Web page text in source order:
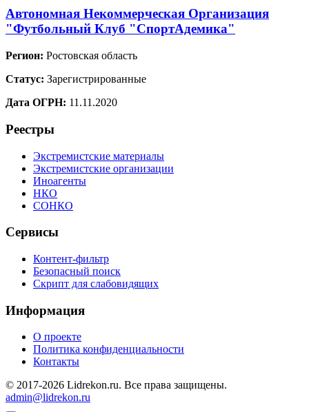
Автономная Некоммерческая Организация
"Футбольный Клуб "СпортАдемика"
Регион: Ростовская область
Статус: Зарегистрированные
Дата ОГРН: 11.11.2020
Реестры
Экстремистские материалы
Экстремистские организации
Иноагенты
НКО
СОНКО
Сервисы
Контент-фильтр
Безопасный поиск
Скрипт для слабовидящих
Информация
О проекте
Политика конфиденциальности
Контакты
© 2017-2026 Lidrekon.ru. Все права защищены.
admin@lidrekon.ru